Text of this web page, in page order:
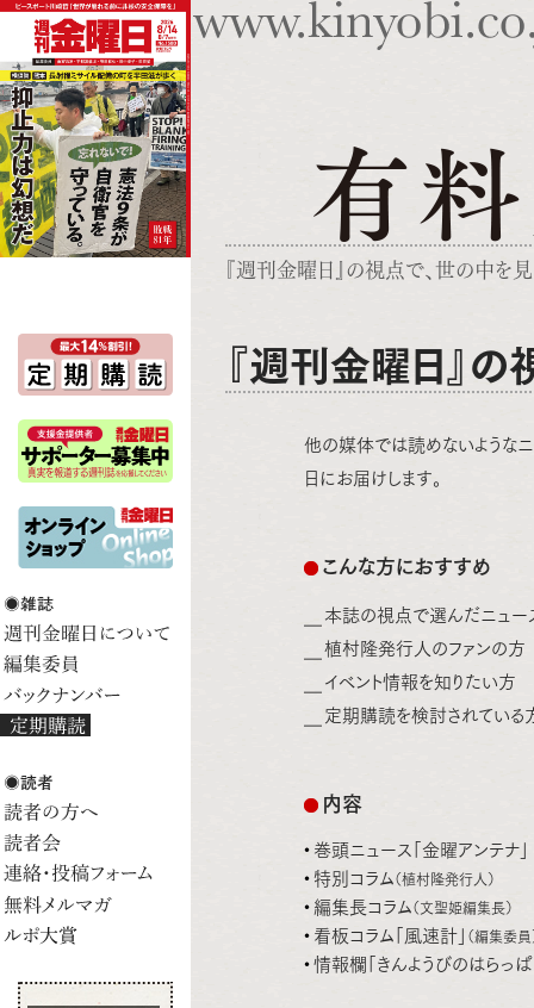
『週刊金曜日』の視点で、世の中を
『週刊金曜日』
他の媒体では読めないような
日にお届けします。
こんな方におすすめ
本誌の視点で選んだニュー
植村隆発行人のファンの方
イベント情報を知りたい方
定期購読を検討されている
内容
巻頭ニュース「金曜アンテナ」
特別コラム（植村隆発行人）
編集長コラム（文聖姫編集長）
看板コラム「風速計」 （編集委員
情報欄「きんようびのはらっぱ